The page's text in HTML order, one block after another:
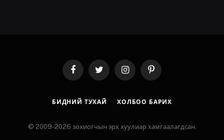
FacebookTwitter InstagramPinterest
БИДНИЙ ТУХАЙ ХОЛБОО БАРИХ
© 2009-2026 зохиогчын эрх хуулиар хамгаалагдсан.